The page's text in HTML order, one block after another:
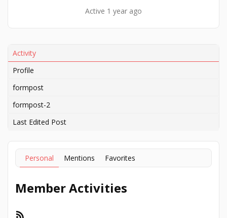
Active 1 year ago
Activity
Profile
formpost
formpost-2
Last Edited Post
Personal Mentions Favorites
Member Activities